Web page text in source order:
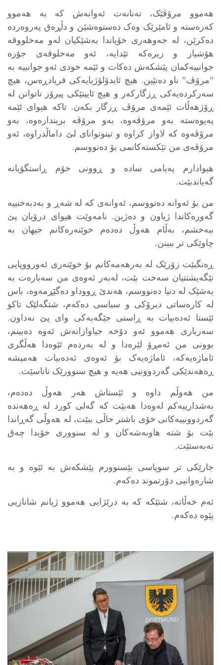
هەموو مرۆڤێک، تەنانەت ئەوانەش کە بە هەموو
کەرەستە و ئامێرێک وەک دەستوەشێن و دڵڕەق پەروەردە
دەکرێن، لە جەوهەری خۆیاندا بەشێکیان لەو مەخلووقە
هۆشیار و زیرەکە تێدایە، ئەو مەخلوقەی جۆرە
جوانییەکمان پێشکەش دەکات و ئێمە خودی ئەو جوانییە بە
”مرۆڤ” ناو دەنێین. هیچ ئایدۆلۆژیایەکی فریادڕەس، هیچ
سەرکردەیەکی ڕزگارکەر و هیچ ئایینێکی پیرۆز ناتوانن لە
ڕۆژهەڵات ئێمەی مرۆڤ ڕزگار بکەن. تاکە هیوای ئێمە
پەیوەستە بەو مرۆڤەوە، بەو مرۆڤە بریندارەوە، بەو
مرۆڤەوە کە لاواز کراوە و تینوتوانای لێ داماڵدراوە، ئەو
مرۆڤەی من تێکستەکانمی بۆ دەنووسم.
هیوادارم پەیامی سادە و ڕوونی خۆم ڕاستگۆیانە
گەیاندبێت.
من بۆ ئەوانە دەنووسم، ئەوانەی کە لە شەڕ و بەدبەختییە
گەورەکاندا ژیاون و دەژین. نامەوێت هیوای درۆیان پێ
ببەخشم، بەڵام هەوڵ دەدەم خوێنەرەکانم جیهان بە
چاوێکی تر ببینن.
ڕەنگبێت زۆرێک لە بەرهەمەکانم بۆ خوێنەری ئەورووپایی
تێگەیشتنیان سەخت بێت، لەبەر ئەوەی من سەبارەت بە
بەشێک لە دنیا دەنووسم، هەندێ ڕووداو دەگێڕمەوە، باس
لە کارەساتی دیرۆکی و سیاسی دەکەم، شتگەلێک تاکو
ئێستا ئەدەبیات بە ڕاستی جێگەیەکی وای پێ نەداون.
سەرباری هەموو ئەو دۆخە جیاوازانەش ئەوە دەبینم،
بوونی من ئەمڕۆ لێرەدا و لە بەردەم ئێوەدا هەڵگری
ئاماژەیەکە، ئاماژەیەک بۆ ئەوەی ئەدەبیات هەمیشە
ڕەهەندێکی گەردوونیی هەیە و هیچ سنوورێک ناناسێت.
من هەوڵم داوە و ئێستاش هەر هەوڵ دەدەم،
بەشدارییەکم لەوەدا هەبێت کە گەلی کورد لە ڕەهەندە
گەردوونییەکانی خۆی باشتر حاڵی ببێت، لە هەوڵی گەڕاندا
بێت بۆ شتە هاوبەشەکان و لە سنووری خۆیدا چەق
نەبەستێت.
جارێکی تر سوپاسی بێسنوورم پێشکەش بە ئێوە و بە
شارەوانیی دۆرتموند دەکەم.
ئەم خەڵاتە، شتێکە کە بە درێژایی هەموو ژیانم شانازیی
پێوە دەکەم.